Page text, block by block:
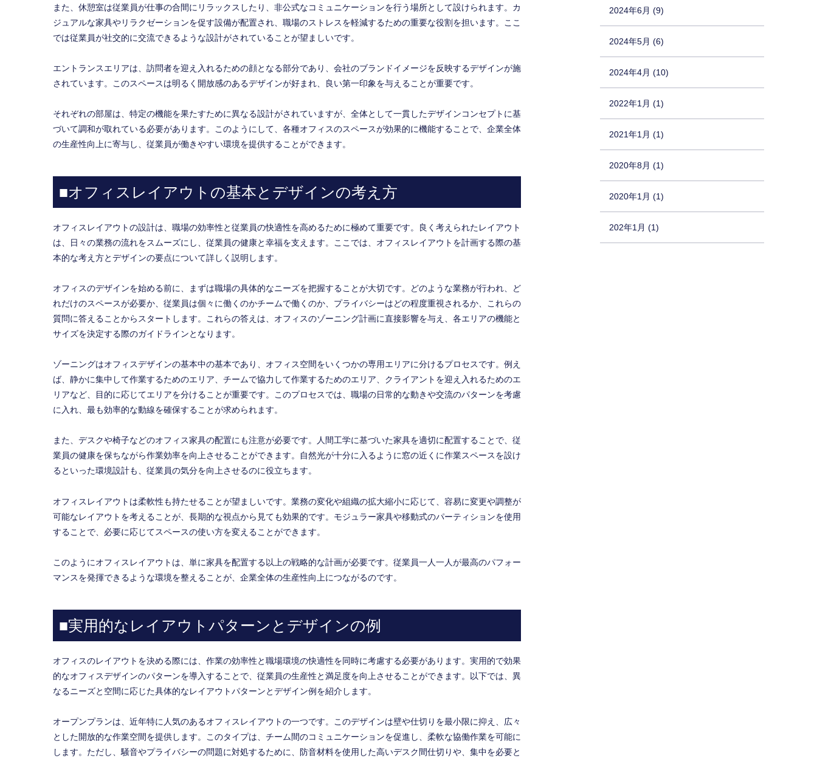
また、休憩室は従業員が仕事の合間にリラックスしたり、非公式なコミュニケーションを行う場所として設けられます。カ
ジュアルな家具やリラクゼーションを促す設備が配置され、職場のストレスを軽減するための重要な役割を担います。ここ
では従業員が社交的に交流できるような設計がされていることが望ましいです。
エントランスエリアは、訪問者を迎え入れるための顔となる部分であり、会社のブランドイメージを反映するデザインが施
されています。このスペースは明るく開放感のあるデザインが好まれ、良い第一印象を与えることが重要です。
それぞれの部屋は、特定の機能を果たすために異なる設計がされていますが、全体として一貫したデザインコンセプトに基
づいて調和が取れている必要があります。このようにして、各種オフィスのスペースが効果的に機能することで、企業全体
の生産性向上に寄与し、従業員が働きやすい環境を提供することができます。
■オフィスレイアウトの基本とデザインの考え方
オフィスレイアウトの設計は、職場の効率性と従業員の快適性を高めるために極めて重要です。良く考えられたレイアウト
は、日々の業務の流れをスムーズにし、従業員の健康と幸福を支えます。ここでは、オフィスレイアウトを計画する際の基
本的な考え方とデザインの要点について詳しく説明します。
オフィスのデザインを始める前に、まずは職場の具体的なニーズを把握することが大切です。どのような業務が行われ、ど
れだけのスペースが必要か、従業員は個々に働くのかチームで働くのか、プライバシーはどの程度重視されるか、これらの
質問に答えることからスタートします。これらの答えは、オフィスのゾーニング計画に直接影響を与え、各エリアの機能と
サイズを決定する際のガイドラインとなります。
ゾーニングはオフィスデザインの基本中の基本であり、オフィス空間をいくつかの専用エリアに分けるプロセスです。例え
ば、静かに集中して作業するためのエリア、チームで協力して作業するためのエリア、クライアントを迎え入れるためのエ
リアなど、目的に応じてエリアを分けることが重要です。このプロセスでは、職場の日常的な動きや交流のパターンを考慮
に入れ、最も効率的な動線を確保することが求められます。
また、デスクや椅子などのオフィス家具の配置にも注意が必要です。人間工学に基づいた家具を適切に配置することで、従
業員の健康を保ちながら作業効率を向上させることができます。自然光が十分に入るように窓の近くに作業スペースを設け
るといった環境設計も、従業員の気分を向上させるのに役立ちます。
オフィスレイアウトは柔軟性も持たせることが望ましいです。業務の変化や組織の拡大縮小に応じて、容易に変更や調整が
可能なレイアウトを考えることが、長期的な視点から見ても効果的です。モジュラー家具や移動式のパーティションを使用
することで、必要に応じてスペースの使い方を変えることができます。
このようにオフィスレイアウトは、単に家具を配置する以上の戦略的な計画が必要です。従業員一人一人が最高のパフォー
マンスを発揮できるような環境を整えることが、企業全体の生産性向上につながるのです。
■実用的なレイアウトパターンとデザインの例
オフィスのレイアウトを決める際には、作業の効率性と職場環境の快適性を同時に考慮する必要があります。実用的で効果
的なオフィスデザインのパターンを導入することで、従業員の生産性と満足度を向上させることができます。以下では、異
なるニーズと空間に応じた具体的なレイアウトパターンとデザイン例を紹介します。
オープンプランは、近年特に人気のあるオフィスレイアウトの一つです。このデザインは壁や仕切りを最小限に抑え、広々
とした開放的な作業空間を提供します。このタイプは、チーム間のコミュニケーションを促進し、柔軟な協働作業を可能に
します。ただし、騒音やプライバシーの問題に対処するために、防音材料を使用した高いデスク間仕切りや、集中を必要と
2024年6月 (9)
2024年5月 (6)
2024年4月 (10)
2022年1月 (1)
2021年1月 (1)
2020年8月 (1)
2020年1月 (1)
202年1月 (1)